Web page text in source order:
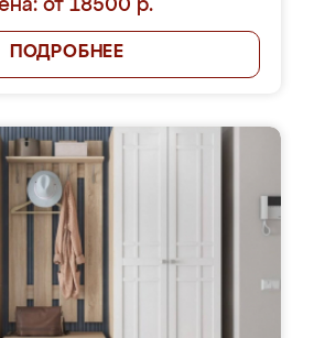
от 18500 р.
ПОДРОБНЕЕ